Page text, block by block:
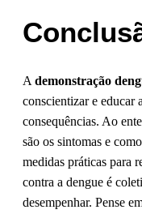
A demonstração
conscientizar e educar
consequências. Ao
são os sintomas e
medidas práticas para
contra a dengue é
desempenhar. Pense